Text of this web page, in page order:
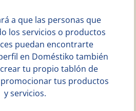
a que las personas que
los servicios o productos
puedan encontrarte
en Doméstiko también
tu propio tablón de
tus productos
y servicios.